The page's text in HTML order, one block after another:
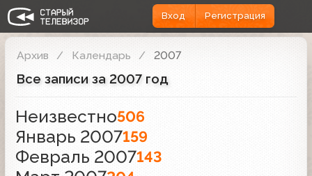
Вход Регистрация
Архив Календарь 2007
Все записи за 2007 год
Неизвестно506
Январь 2007159
Февраль 2007143